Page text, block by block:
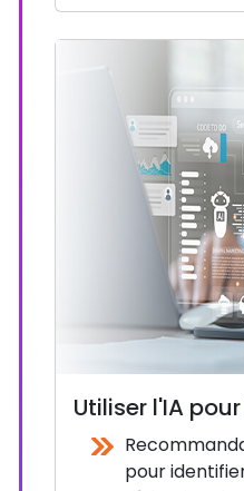
Utiliser l'IA
pour